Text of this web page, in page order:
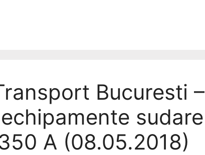
Bucuresti –
sudare
A (08.05.2018)